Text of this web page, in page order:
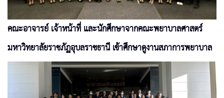
คณะอาจารย์ เจ้าหน้าที่ และนักศึกษาจากคณะพยาบาลศาสตร์
มหาวิทยาลัยราชภัฏอุบลราชธานี เข้าศึกษาดูงานสภาการพยาบาล